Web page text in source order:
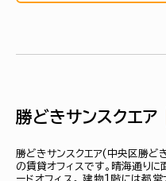
勝どきサンスクエア
勝どきサンスクエア(中央区勝
の賃貸オフィスです。晴海通りに
ードオフィス。 建物1階には都